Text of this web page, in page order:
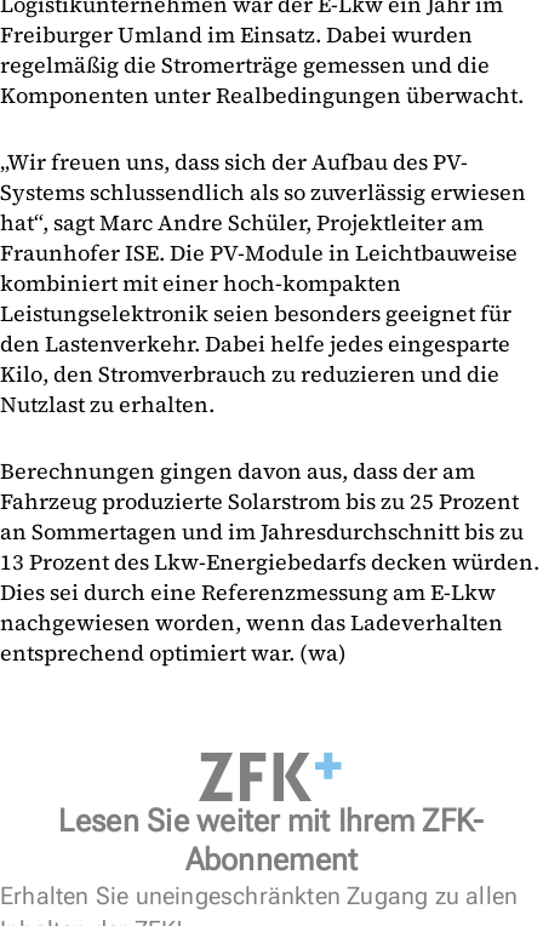
Freiburger Umland im Einsatz. Dabei wurden
regelmäßig die Stromerträge gemessen und die
Komponenten unter Realbedingungen überwacht.
„Wir freuen uns, dass sich der Aufbau des PV-
Systems schlussendlich als so zuverlässig erwiesen
hat“, sagt Marc Andre Schüler, Projektleiter am
Fraunhofer ISE. Die PV-Module in Leichtbauweise
kombiniert mit einer hoch-kompakten
Leistungselektronik seien besonders geeignet für
den Lastenverkehr. Dabei helfe jedes eingesparte
Kilo, den Stromverbrauch zu reduzieren und die
Nutzlast zu erhalten.
Berechnungen gingen davon aus, dass der am
Fahrzeug produzierte Solarstrom bis zu 25 Prozent
an Sommertagen und im Jahresdurchschnitt bis zu
13 Prozent des Lkw-Energiebedarfs decken würden.
Dies sei durch eine Referenzmessung am E-Lkw
nachgewiesen worden, wenn das Ladeverhalten
entsprechend optimiert war. (wa)
Lesen Sie weiter mit Ihrem ZFK-
Abonnement
Erhalten Sie uneingeschränkten Zugang zu allen